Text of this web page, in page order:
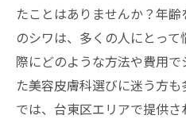
たことはありませんか？年
のシワは、多くの人にとっ
際にどのような方法や費用
た美容皮膚科選びに迷う方
では、台東区エリアで提供